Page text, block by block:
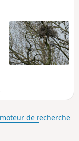
moteur de recherche